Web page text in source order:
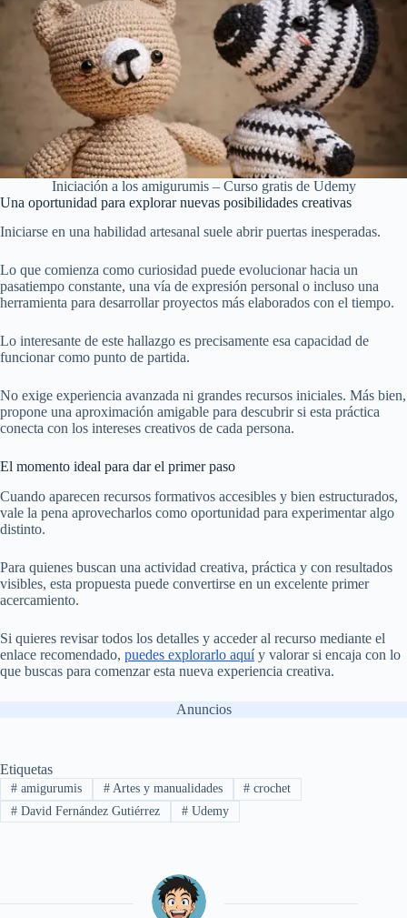
Iniciación a los amigurumis – Curso gratis de Udemy
Una oportunidad para explorar nuevas posibilidades creativas
Iniciarse en una habilidad artesanal suele abrir puertas inesperadas.
Lo que comienza como curiosidad puede evolucionar hacia un
pasatiempo constante, una vía de expresión personal o incluso una
herramienta para desarrollar proyectos más elaborados con el tiempo.
Lo interesante de este hallazgo es precisamente esa capacidad de
funcionar como punto de partida.
No exige experiencia avanzada ni grandes recursos iniciales. Más bien,
propone una aproximación amigable para descubrir si esta práctica
conecta con los intereses creativos de cada persona.
El momento ideal para dar el primer paso
Cuando aparecen recursos formativos accesibles y bien estructurados,
vale la pena aprovecharlos como oportunidad para experimentar algo
distinto.
Para quienes buscan una actividad creativa, práctica y con resultados
visibles, esta propuesta puede convertirse en un excelente primer
acercamiento.
Si quieres revisar todos los detalles y acceder al recurso mediante el
enlace recomendado, puedes explorarlo aquíy valorar si encaja con lo
que buscas para comenzar esta nueva experiencia creativa.
Anuncios
Etiquetas
#amigurumis #Artes y manualidades # crochet
#David Fernández Gutiérrez #Udemy